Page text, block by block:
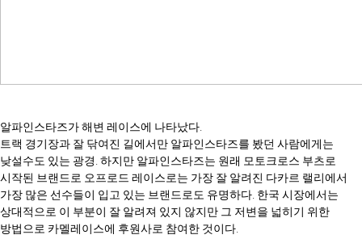
알파인스타즈가 해변 레이스에 나타났다.
트랙 경기장과 잘 닦여진 길에서만 알파인스타즈를 봤던 사람에게는
낮설수도 있는 광경. 하지만 알파인스타즈는 원래 모토크로스 부츠로
시작된 브랜드로 오프로드 레이스로는 가장 잘 알려진 다카르 랠리에서
가장 많은 선수들이 입고 있는 브랜드로도 유명하다. 한국 시장에서는
상대적으로 이 부분이 잘 알려져 있지 않지만 그 저변을 넓히기 위한
방법으로 카멜레이스에 후원사로 참여한 것이다.